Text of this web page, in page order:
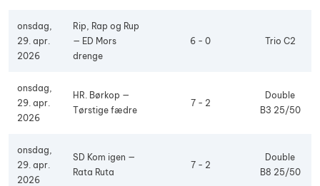
onsdag,
29. apr.
2026
Rip, Rap og Rup
— ED Mors
drenge
6 - 0 Trio C2
onsdag,
29. apr.
2026
HR. Børkop —
Tørstige fædre
7 - 2
Double
B3 25/50
onsdag,
29. apr.
2026
SD Kom igen —
Rata Ruta
7 - 2
Double
B8 25/50